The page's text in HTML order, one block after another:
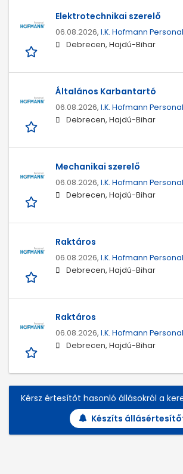
Elektrotechnikai szerelő
06.08.2026, I.K. Hofmann
Debrecen, Hajdú-Bihar
Általános Karbantartó
06.08.2026, I.K. Hofmann
Debrecen, Hajdú-Bihar
Mechanikai szerelő
06.08.2026, I.K. Hofmann
Debrecen, Hajdú-Bihar
Raktáros
06.08.2026, I.K. Hofmann
Debrecen, Hajdú-Bihar
Raktáros
06.08.2026, I.K. Hofmann
Debrecen, Hajdú-Bihar
Kérsz értesítőt hasonló állásokról a
Készíts